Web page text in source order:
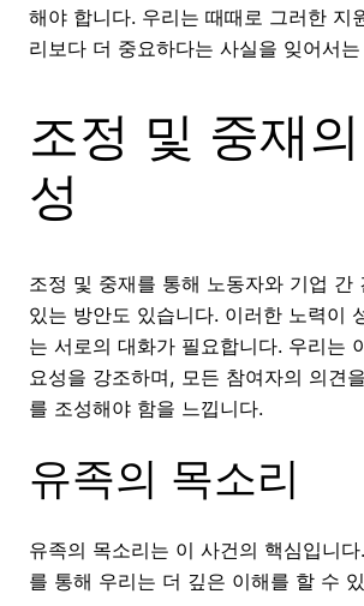
해야 합니다. 우리는 때때로 그러한 지
리보다 더 중요하다는 사실을 잊어서
조정 및 중재
성
조정 및 중재를 통해 노동자와 기업 간
있는 방안도 있습니다. 이러한 노력이
는 서로의 대화가 필요합니다. 우리는
요성을 강조하며, 모든 참여자의 의견
를 조성해야 함을 느낍니다.
유족의 목소리
유족의 목소리는 이 사건의 핵심입니
를 통해 우리는 더 깊은 이해를 할 수